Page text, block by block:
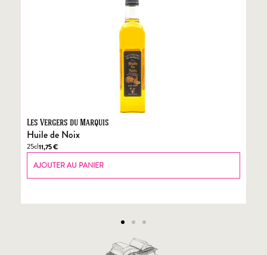
Les Vergers du Marquis
Huile de Noix
25cl11,75€
AJOUTER AU PANIER